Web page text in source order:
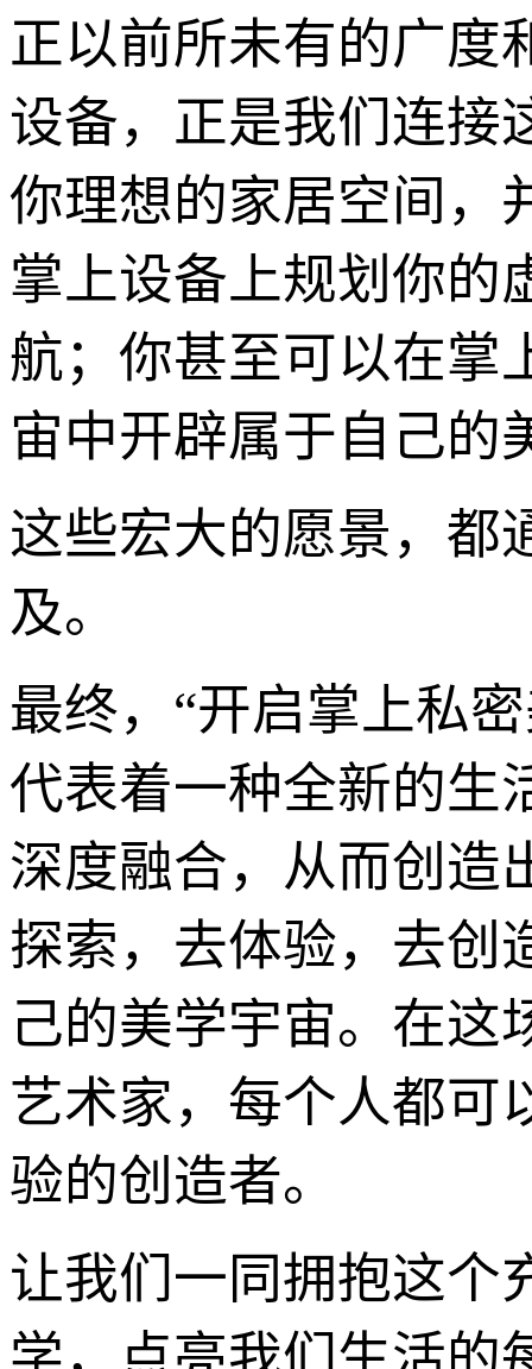
正以前所未有的广度
设备，正是我们连接
你理想的家居空间，
掌上设备上规划你的
航；你甚至可以在掌
宙中开辟属于自己的
这些宏大的愿景，都
及。
最终，“开启掌上私
代表着一种全新的
深度融合，从而创造
探索，去体验，去创
己的美学宇宙。在这
艺术家，每个人都可
验的创造者。
让我们一同拥抱这个